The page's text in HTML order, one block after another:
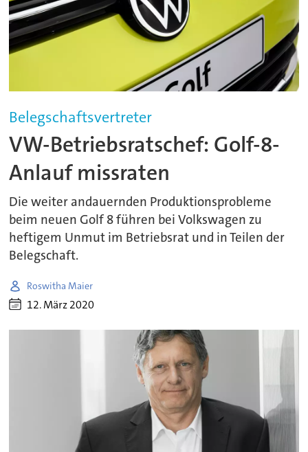
Belegschaftsvertreter
VW-Betriebsratschef: Golf-8-
Anlauf missraten
Die weiter andauernden Produktionsprobleme
beim neuen Golf 8 führen bei Volkswagen zu
heftigem Unmut im Betriebsrat und in Teilen der
Belegschaft.
Roswitha Maier
12. März 2020